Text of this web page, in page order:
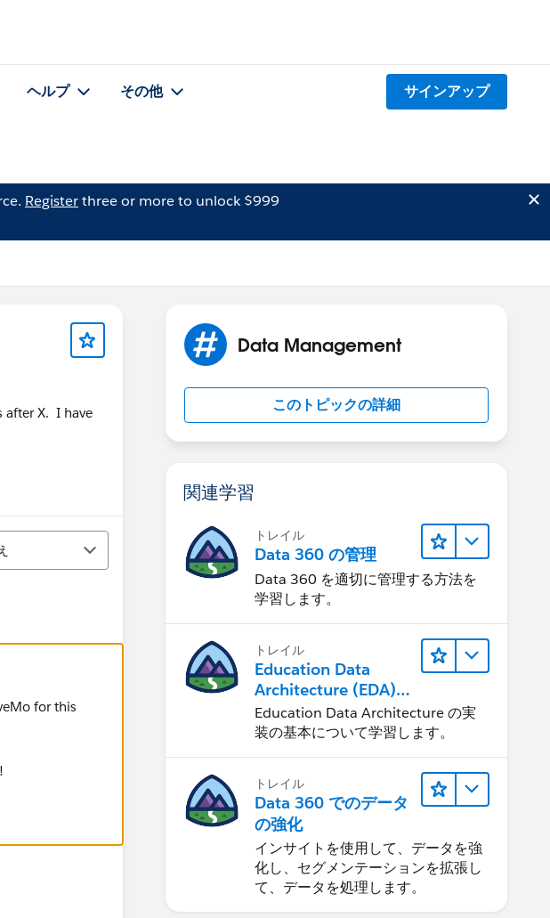
ヘルプ その他 サインアップ
Registerthree or more to unlock $999
after X. I have
for this
Data Management
このトピックの詳細
関連学習
トレイル
Data 360 の管理
Data 360 を適切に管理する方法を
学習します。
トレイル
Education Data
Architecture (EDA)
の管理
Education Data Architecture の実
装の基本について学習します。
トレイル
Data 360 でのデータ
の強化
インサイトを使用して、データを強
化し、セグメンテーションを拡張し
て、データを処理します。